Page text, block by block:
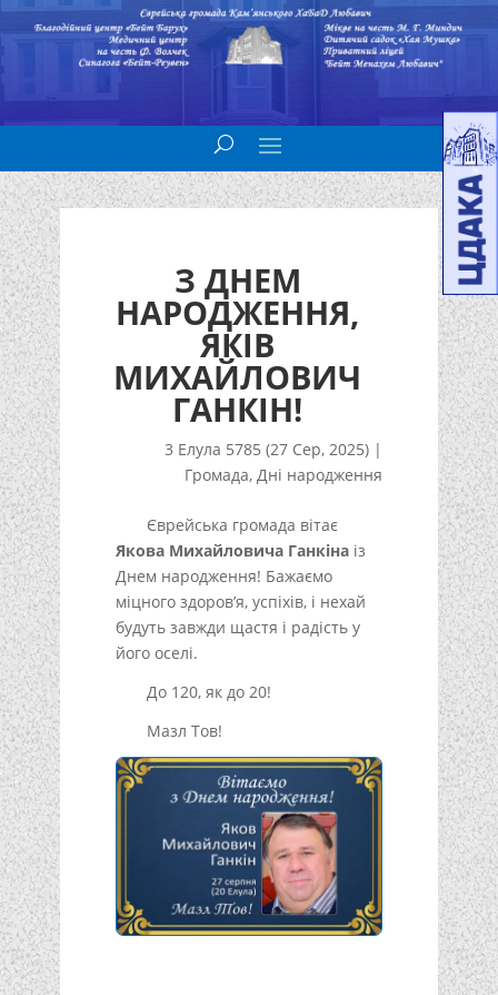
З ДНЕМ
НАРОДЖЕННЯ,
ЯКІВ
МИХАЙЛОВИЧ
ГАНКІН!
3 Елула 5785 (27 Сер, 2025) |
Громада,Дні народження
Єврейська громада вітає
Якова Михайловича Ганкінаіз
Днем народження! Бажаємо
міцного здоров’я, успіхів, і нехай
будуть завжди щастя і радість у
його оселі.
До 120, як до 20!
Мазл Тов!